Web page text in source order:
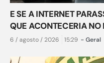
E SE A INTERNET
QUE ACONTECERIA NO
6 / agosto / 2026 15:29 - Geral